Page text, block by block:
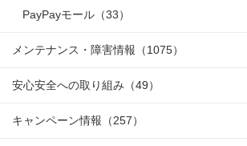
PayPayモール （33）
メンテナンス・障害情報 （1075）
安心安全への取り組み （49）
キャンペーン情報 （257）